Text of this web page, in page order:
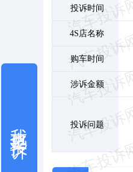
投诉时间
4S店名称
购车时间
涉诉金额
投诉问题